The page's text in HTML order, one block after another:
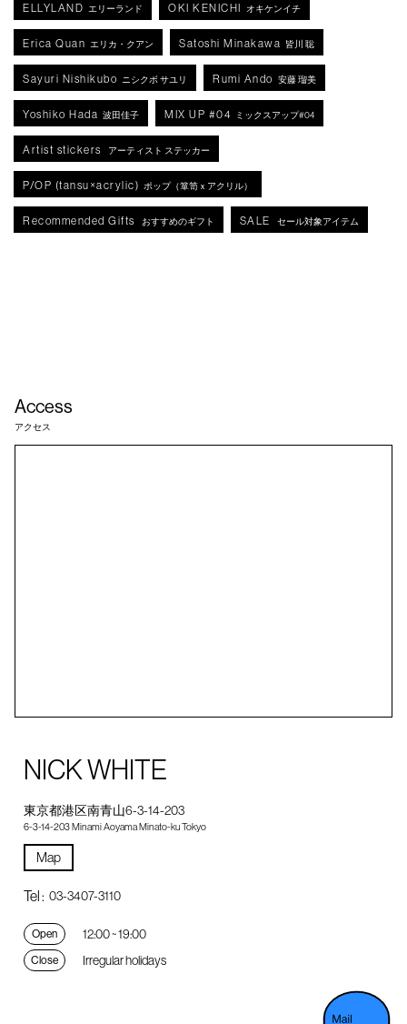
ELLYLAND エリーランド OKI KENICHI オキケンイチ
Erica Quan エリカ・クアン Satoshi Minakawa 皆川 聡
Sayuri Nishikubo ニシクボ サユリ Rumi Ando 安藤 瑠美
Yoshiko Hada 波田佳子 MIX UP #04 ミックスアップ#04
Artist stickers アーティスト ステッカー
P/OP (tansu×acrylic) ポップ（箪笥ｘアクリル）
Recommended Gifts おすすめのギフト SALE セール対象アイテム
Access
アクセス
NICK WHITE
東京都港区南青山6-3-14-203
6-3-14-203 Minami Aoyama Minato-ku Tokyo
Map
Tel : 03-3407-3110
Open 12:00 ~ 19:00
Close Irregular holidays